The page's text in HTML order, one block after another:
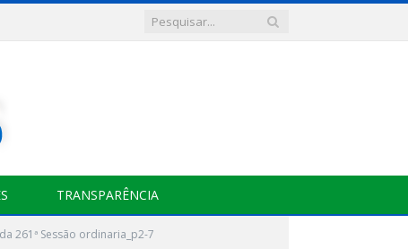
TRANSPARÊNCIA
261ª Sessão ordinaria_p2-7